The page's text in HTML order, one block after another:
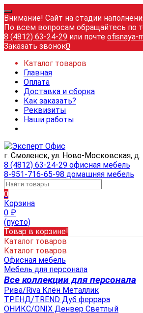
Внимание! Сайт на стадии
По всем вопросам обращайтесь по
8 (4812) 63-24-29 или почте ofisnaya-
Заказать звонок0
Каталог товаров
Главная
Оплата
Доставка и сборка
Как заказать?
Реквизиты
Наши работы
г. Смоленск, ул. Ново-Московская, д.
8 (4812) 63-24-29 офисная мебель
8-951-716-65-98 домашняя мебель
0
Корзина
0 ₽
(пусто)
Товар в корзине!
Каталог товаров
Каталог товаров
Офисная мебель
Мебель для персонала
Все коллекции для персонала
Рива/Riva Клён Металлик
ТРЕНД/TREND Дуб феррара
ОНИКС/ONIX Денвер Светлый